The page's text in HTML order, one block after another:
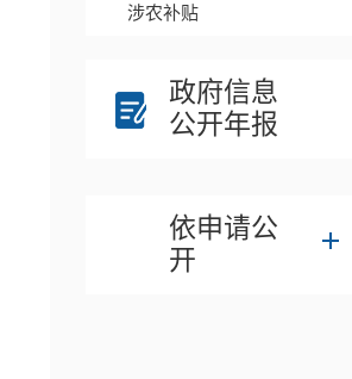
涉农补贴
政府信息
公开年报
依申请公
开